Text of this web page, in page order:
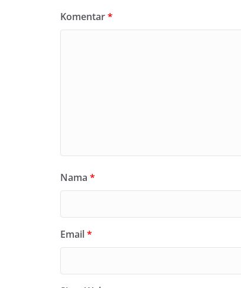
Komentar*
Nama *
Email*